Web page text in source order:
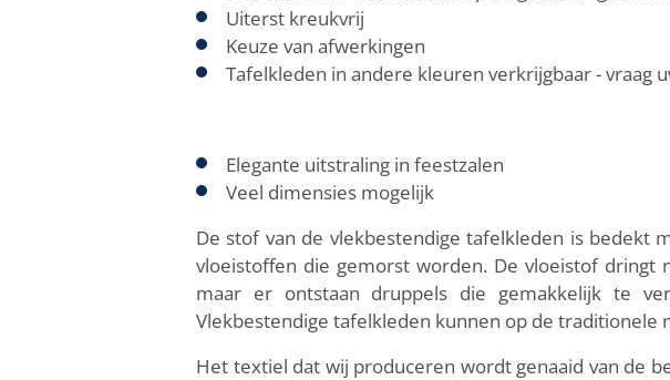
Uiterst kreukvrij
Keuze van afwerkingen
Tafelkleden in andere kleuren verkrijgbaar - vraag
Elegante uitstraling in feestzalen
Veel dimensies mogelijk
De stof van de vlekbestendige tafelkleden is bedekt
vloeistoffen die gemorst worden. De vloeistof
maar er ontstaan druppels die gemakkelijk te
Vlekbestendige tafelkleden kunnen op de traditionele
Het textiel dat wij produceren wordt genaaid van de